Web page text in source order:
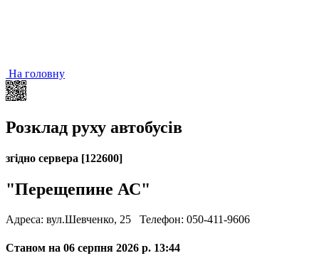
На головну
Розклад руху автобусів
згідно сервера [122600]
"Перещепине АС"
Адреса: вул.Шевченко, 25 Телефон: 050-411-9606
Станом на 06 серпня 2026 р. 13:44